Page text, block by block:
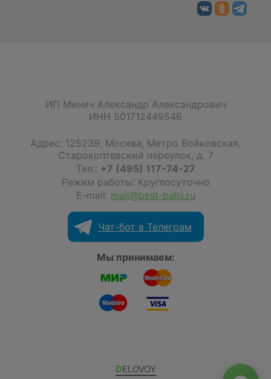
ИП Минич Александр Александрович
ИНН 501712449546
Адрес: 125239, Москва, Метро Войковская,
Старокоптевский переулок, д. 7
Тел.: +7 (495) 117-74-27
Режим работы: Круглосуточно
E-mail: mail@best-balls.ru
Чат-бот в Телеграм
Мы принимаем:
DELOVOY